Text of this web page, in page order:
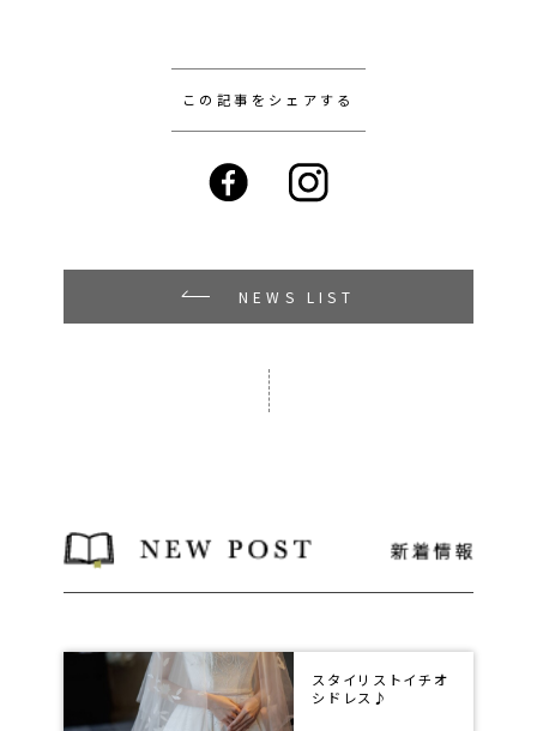
この記事をシェアする
NEWS LIST
スタイリストイチオ
シドレス♪